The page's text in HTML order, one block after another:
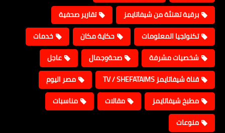
برقية تهنئة من شيفاتايمز
تقارير صحفية
تكنولجيا المعلومات
حكاية مكان
خدمات
شخصيات مشرفة
صحةوجمال
عاجل
قناة شيفاتايمز TV / SHEFATAIMS
مصر اليوم
مطبخ شيفاتايمز
مقالات
مناسبات
منوعات